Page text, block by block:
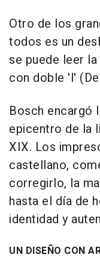
Otro de los
todos es un
se puede leer la
con doble 'l'
Bosch encargó
epicentro de la
XIX. Los
castellano,
corregirlo, la
hasta el día de
identidad y
UN DISEÑO CON